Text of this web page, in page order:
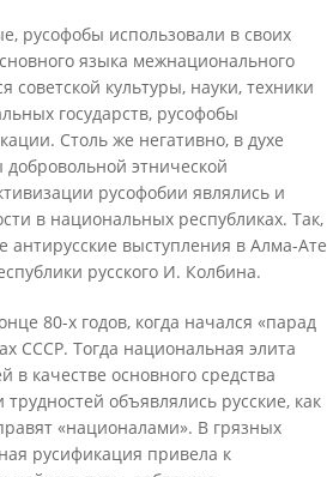
русофобы использовали в своих
языка межнационального
культуры, науки, техники
государств, русофобы
Столь же негативно, в духе
этнической
русофобии являлись и
в национальных республиках. Так,
антирусские выступления в Алма-Ате
русского И. Колбина.
80-х годов, когда начался «парад
СССР. Тогда национальная элита
в качестве основного средства
объявлялись русские, как
«националами». В грязных
русификация привела к